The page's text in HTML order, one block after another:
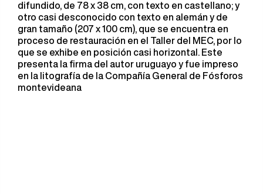
difundido, de 78 x 38 cm, con texto en castellano; y
otro casi desconocido con texto en alemán y de
gran tamaño (207 x 100 cm), que se encuentra en
proceso de restauración en el Taller del MEC, por lo
que se exhibe en posición casi horizontal. Este
presenta la firma del autor uruguayo y fue impreso
en la litografía de la Compañía General de Fósforos
montevideana